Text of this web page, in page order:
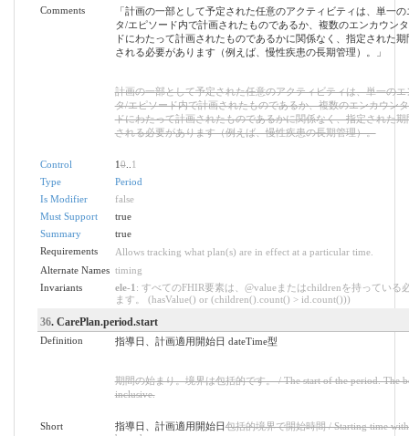
Comments
「計画の一部として予定された任意のアクティビティは、単一
タ/エピソード内で計画されたものであるか、複数のエンカウン
ドにわたって計画されたものであるかに関係なく、指定された
される必要があります（例えば、慢性疾患の長期管理）。」
計画の一部として予定された任意のアクティビティは、単一のエ
タ/エピソード内で計画されたものであるか、複数のエンカウン
ドにわたって計画されたものであるかに関係なく、指定された期
される必要があります（例えば、慢性疾患の長期管理）。
Control 10.. 1
Type
Period
Is Modifier
false
Must Support
true
Summary
true
Requirements
Allows tracking what plan(s) are in effect at a particular time.
Alternate Names timing
Invariants
ele-1 : すべてのFHIR要素は、@valueまたはchildrenを持っている
ます。 (hasValue() or (children().count() > id.count()))
36. CarePlan.period.start
Definition 指導日、計画適用開始日 dateTime型
期間の始まり。境界は包括的です。 / The start of the period. The
inclusive.
Short 指導日、計画適用開始日包括的境界で開始時間 / Starting time